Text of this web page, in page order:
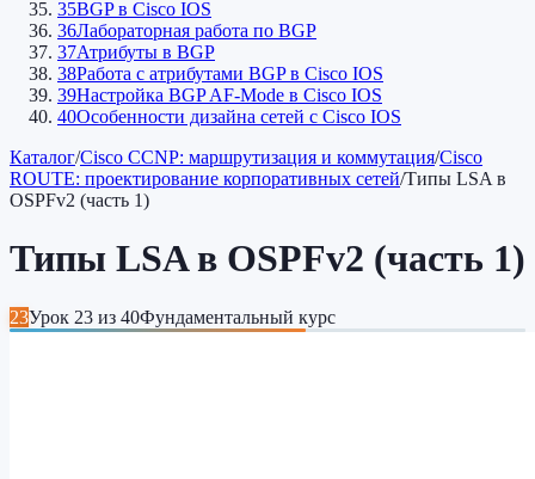
35BGP в Cisco IOS
36Лабораторная работа по BGP
37Атрибуты в BGP
38Работа с атрибутами BGP в Cisco IOS
39Настройка BGP AF-Mode в Cisco IOS
40Особенности дизайна сетей c Cisco IOS
Каталог/Cisco CCNP: маршрутизация и коммутация/Cisco
ROUTE: проектирование корпоративных сетей/Типы LSA в
OSPFv2 (часть 1)
Типы LSA в OSPFv2 (часть 1)
23Урок 23 из 40Фундаментальный курс